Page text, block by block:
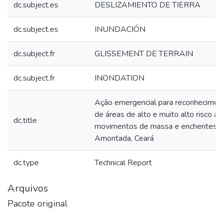
dc.subject.es DESLIZAMIENTO DE TIERRA
dc.subject.es INUNDACIÓN
dc.subject.fr GLISSEMENT DE TERRAIN
dc.subject.fr INONDATION
dc.title
Ação emergencial para
de áreas de alto e muito alto risco a
movimentos de massa e enchentes:
Amontada, Ceará
dc.type Technical Report
Arquivos
Pacote original